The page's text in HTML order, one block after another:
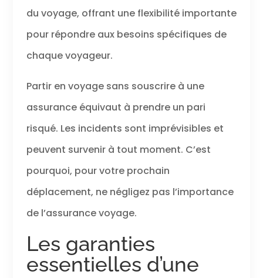
du voyage, offrant une flexibilité importante
pour répondre aux besoins spécifiques de
chaque voyageur.
Partir en voyage sans souscrire à une
assurance équivaut à prendre un pari
risqué. Les incidents sont imprévisibles et
peuvent survenir à tout moment. C’est
pourquoi, pour votre prochain
déplacement, ne négligez pas l’importance
de l’assurance voyage.
Les garanties
essentielles d’une